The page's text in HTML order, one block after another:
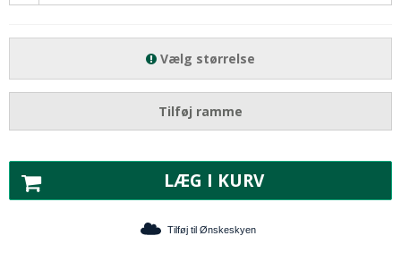
Vælg størrelse
Tilføj ramme
LÆG I KURV
Tilføj til Ønskeskyen